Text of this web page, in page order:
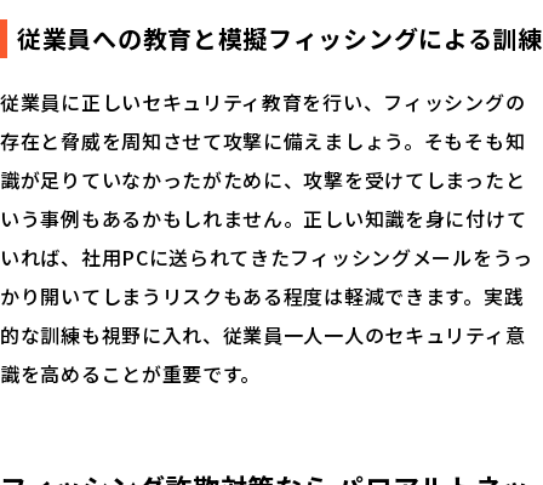
従業員への教育と模擬フィッシングによる訓練
従業員に正しいセキュリティ教育を行い、フィッシングの
存在と脅威を周知させて攻撃に備えましょう。そもそも知
識が足りていなかったがために、攻撃を受けてしまったと
いう事例もあるかもしれません。正しい知識を身に付けて
いれば、社用PCに送られてきたフィッシングメールをうっ
かり開いてしまうリスクもある程度は軽減できます。実践
的な訓練も視野に入れ、従業員一人一人のセキュリティ意
識を高めることが重要です。